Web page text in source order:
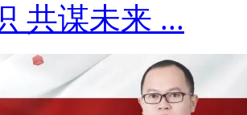
共谋未来 ...